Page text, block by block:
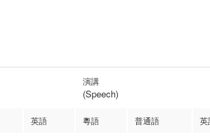
演講
(Speech)
英語 粵語 普通語 英